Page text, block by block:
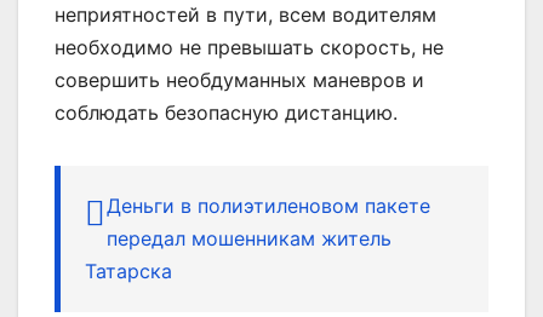
неприятностей в пути, всем водителям
необходимо не превышать скорость, не
совершить необдуманных маневров и
соблюдать безопасную дистанцию.
Деньги в полиэтиленовом пакете
передал мошенникам житель
Татарска